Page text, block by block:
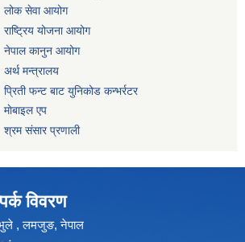
लोक सेवा आयोग
राष्ट्रिय योजना आयोग
नेपाल कानुन आयोग
अर्थ मन्त्रालय
प्रिती फन्ट बाट युनिकोड कन्भर्रटर
माेबाइल एप
श्रम संसार प्रणाली
विवरण
, लमजुङ, नेपाल